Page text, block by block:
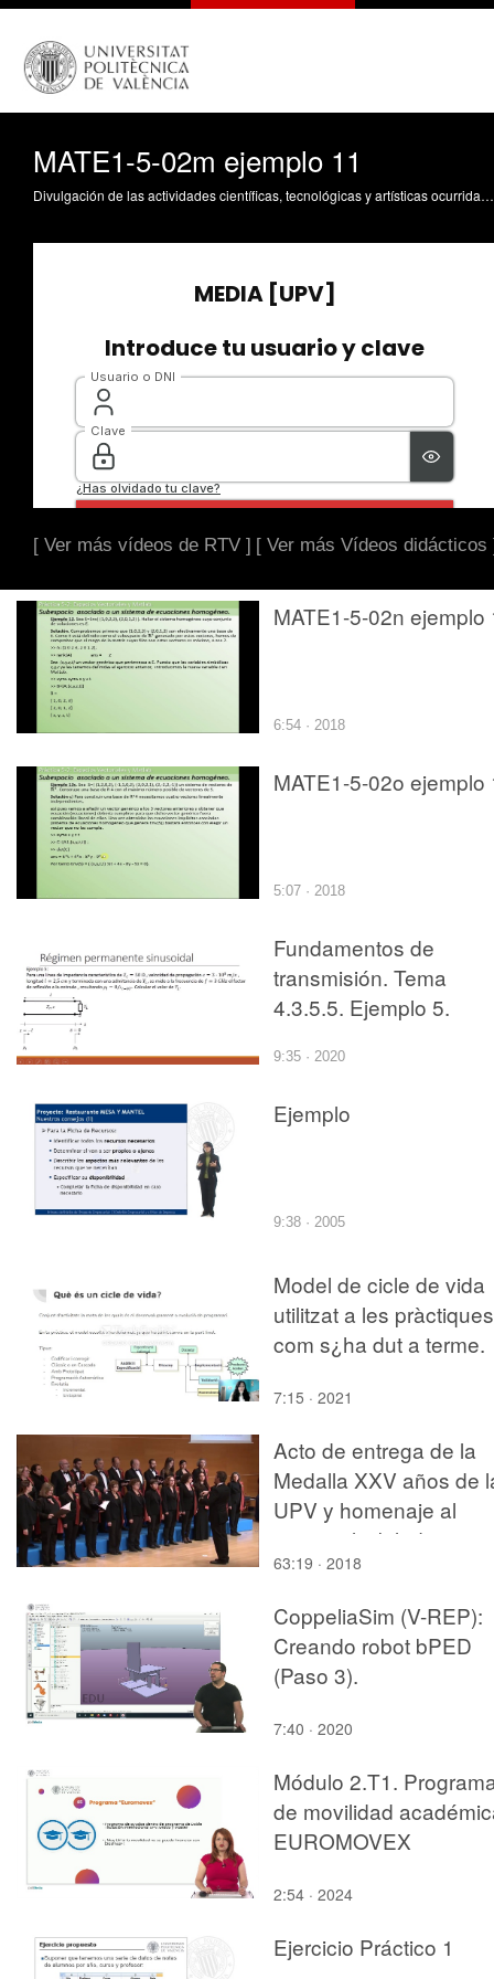
MATE1-5-02m ejemplo 11
Divulgación de las actividades científicas, tecnológicas y artísticas ocurridas en los tres campus de la UPV
[ Ver más vídeos de RTV ] [ Ver más Vídeos didácticos
MATE1-5-02n ejemplo
6:54 · 2018
MATE1-5-02o ejemplo
5:07 · 2018
Fundamentos de
transmisión. Tema
4.3.5.5. Ejemplo 5.
9:35 · 2020
Ejemplo
9:38 · 2005
Model de cicle de vida
utilitzat a les
com s¿ha dut a terme.
7:15 · 2021
Acto de entrega de la
Medalla XXV años de
UPV y homenaje al
personal jubilado
63:19 · 2018
CoppeliaSim (V-REP):
Creando robot bPED
(Paso 3).
7:40 · 2020
Módulo 2.T1.
de movilidad
EUROMOVEX
2:54 · 2024
Ejercicio Práctico 1